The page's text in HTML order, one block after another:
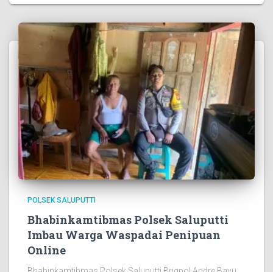
POLSEK SALUPUTTI
Bhabinkamtibmas Polsek Saluputti
Imbau Warga Waspadai Penipuan
Online